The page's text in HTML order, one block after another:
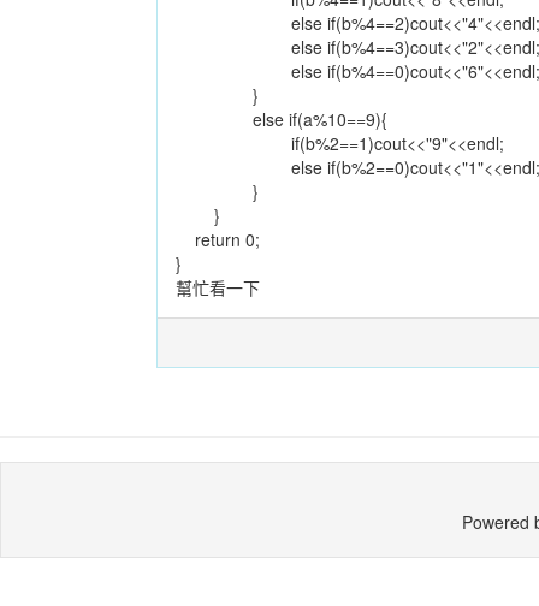
else if(b%4==2)cout<<"4"<<endl;
else if(b%4==3)cout<<"2"<<endl;
else if(b%4==0)cout<<"6"<<endl;
}
else if(a%10==9){
if(b%2==1)cout<<"9"<<endl;
else if(b%2==0)cout<<"1"<<endl;
}
}
return 0;
}
幫忙看一下
Powered